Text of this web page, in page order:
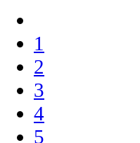
1
2
3
4
5